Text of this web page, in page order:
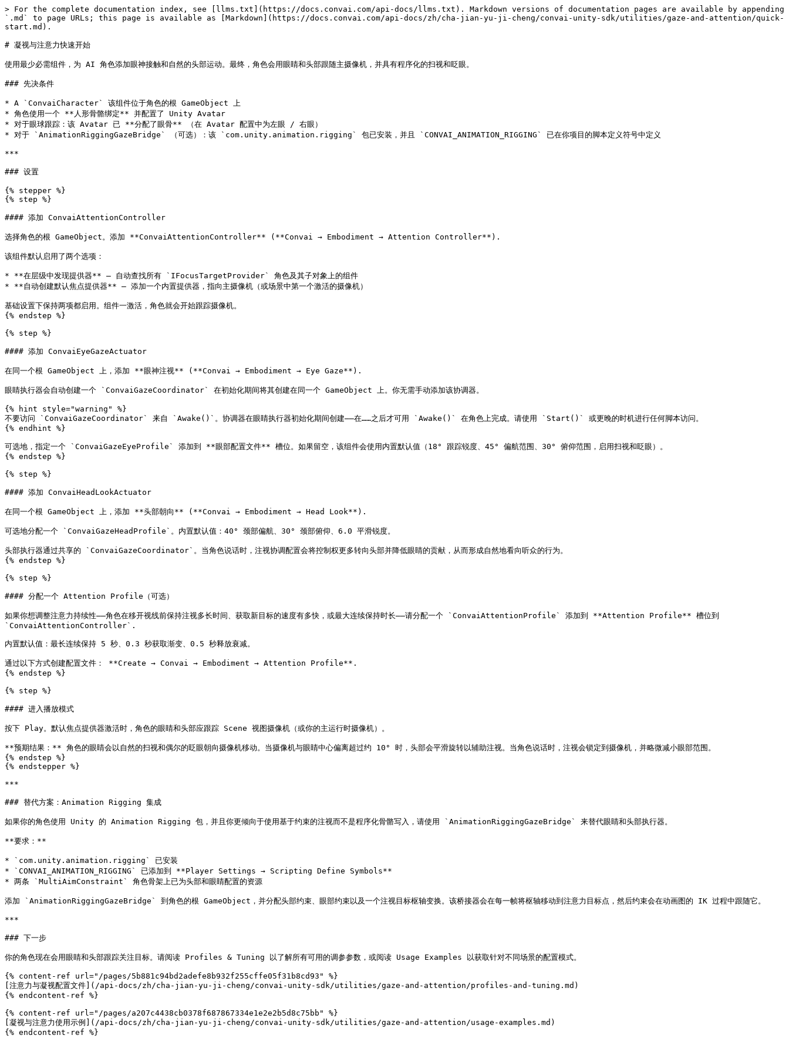
> For the complete documentation index, see [llms.txt](https://docs.convai.com/api-docs/llms.txt). Markdown versions of documentation pages are available by appending
`.md` to page URLs; this page is available as [Markdown](https://docs.convai.com/api-docs/zh/cha-jian-yu-ji-cheng/convai-unity-sdk/utilities/gaze-and-attention/quick-
start.md).
# 凝视与注意力快速开始
使用最少必需组件，为 AI 角色添加眼神接触和自然的头部运动。最终，角色会用眼睛和头部跟随主摄像机，并具有程序化的扫视和眨眼。
### 先决条件
* A `ConvaiCharacter` 该组件位于角色的根 GameObject 上
* 角色使用一个 **人形骨骼绑定** 并配置了 Unity Avatar
* 对于眼球跟踪：该 Avatar 已 **分配了眼骨** （在 Avatar 配置中为左眼 / 右眼）
* 对于 `AnimationRiggingGazeBridge` （可选）：该 `com.unity.animation.rigging` 包已安装，并且 `CONVAI_ANIMATION_RIGGING` 已在你项目的脚本定义符号中定义
***
### 设置
{% stepper %}
{% step %}
#### 添加 ConvaiAttentionController
选择角色的根 GameObject。添加 **ConvaiAttentionController** (**Convai → Embodiment → Attention Controller**).
该组件默认启用了两个选项：
* **在层级中发现提供器** — 自动查找所有 `IFocusTargetProvider` 角色及其子对象上的组件
* **自动创建默认焦点提供器** — 添加一个内置提供器，指向主摄像机（或场景中第一个激活的摄像机）
基础设置下保持两项都启用。组件一激活，角色就会开始跟踪摄像机。
{% endstep %}
{% step %}
#### 添加 ConvaiEyeGazeActuator
在同一个根 GameObject 上，添加 **眼神注视** (**Convai → Embodiment → Eye Gaze**).
眼睛执行器会自动创建一个 `ConvaiGazeCoordinator` 在初始化期间将其创建在同一个 GameObject 上。你无需手动添加该协调器。
{% hint style="warning" %}
不要访问 `ConvaiGazeCoordinator` 来自 `Awake()`。协调器在眼睛执行器初始化期间创建——在……之后才可用 `Awake()` 在角色上完成。请使用 `Start()` 或更晚的时机进行任何脚本访问。
{% endhint %}
可选地，指定一个 `ConvaiGazeEyeProfile` 添加到 **眼部配置文件** 槽位。如果留空，该组件会使用内置默认值（18° 跟踪锐度、45° 偏航范围、30° 俯仰范围，启用扫视和眨眼）。
{% endstep %}
{% step %}
#### 添加 ConvaiHeadLookActuator
在同一个根 GameObject 上，添加 **头部朝向** (**Convai → Embodiment → Head Look**).
可选地分配一个 `ConvaiGazeHeadProfile`。内置默认值：40° 颈部偏航、30° 颈部俯仰、6.0 平滑锐度。
头部执行器通过共享的 `ConvaiGazeCoordinator`。当角色说话时，注视协调配置会将控制权更多转向头部并降低眼睛的贡献，从而形成自然地看向听众的行为。
{% endstep %}
{% step %}
#### 分配一个 Attention Profile（可选）
如果你想调整注意力持续性——角色在移开视线前保持注视多长时间、获取新目标的速度有多快，或最大连续保持时长——请分配一个 `ConvaiAttentionProfile` 添加到 **Attention Profile** 槽位到
`ConvaiAttentionController`.
内置默认值：最长连续保持 5 秒、0.3 秒获取渐变、0.5 秒释放衰减。
通过以下方式创建配置文件： **Create → Convai → Embodiment → Attention Profile**.
{% endstep %}
{% step %}
#### 进入播放模式
按下 Play。默认焦点提供器激活时，角色的眼睛和头部应跟踪 Scene 视图摄像机（或你的主运行时摄像机）。
**预期结果：** 角色的眼睛会以自然的扫视和偶尔的眨眼朝向摄像机移动。当摄像机与眼睛中心偏离超过约 10° 时，头部会平滑旋转以辅助注视。当角色说话时，注视会锁定到摄像机，并略微减小眼部范围。
{% endstep %}
{% endstepper %}
***
### 替代方案：Animation Rigging 集成
如果你的角色使用 Unity 的 Animation Rigging 包，并且你更倾向于使用基于约束的注视而不是程序化骨骼写入，请使用 `AnimationRiggingGazeBridge` 来替代眼睛和头部执行器。
**要求：**
* `com.unity.animation.rigging` 已安装
* `CONVAI_ANIMATION_RIGGING` 已添加到 **Player Settings → Scripting Define Symbols**
* 两条 `MultiAimConstraint` 角色骨架上已为头部和眼睛配置的资源
添加 `AnimationRiggingGazeBridge` 到角色的根 GameObject，并分配头部约束、眼部约束以及一个注视目标枢轴变换。该桥接器会在每一帧将枢轴移动到注意力目标点，然后约束会在动画图的 IK 过程中跟随它。
***
### 下一步
你的角色现在会用眼睛和头部跟踪关注目标。请阅读 Profiles & Tuning 以了解所有可用的调参参数，或阅读 Usage Examples 以获取针对不同场景的配置模式。
{% content-ref url="/pages/5b881c94bd2adefe8b932f255cffe05f31b8cd93" %}
[注意力与凝视配置文件](/api-docs/zh/cha-jian-yu-ji-cheng/convai-unity-sdk/utilities/gaze-and-attention/profiles-and-tuning.md)
{% endcontent-ref %}
{% content-ref url="/pages/a207c4438cb0378f687867334e1e2e2b5d8c75bb" %}
[凝视与注意力使用示例](/api-docs/zh/cha-jian-yu-ji-cheng/convai-unity-sdk/utilities/gaze-and-attention/usage-examples.md)
{% endcontent-ref %}